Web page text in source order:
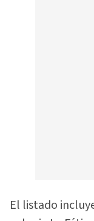
El listado